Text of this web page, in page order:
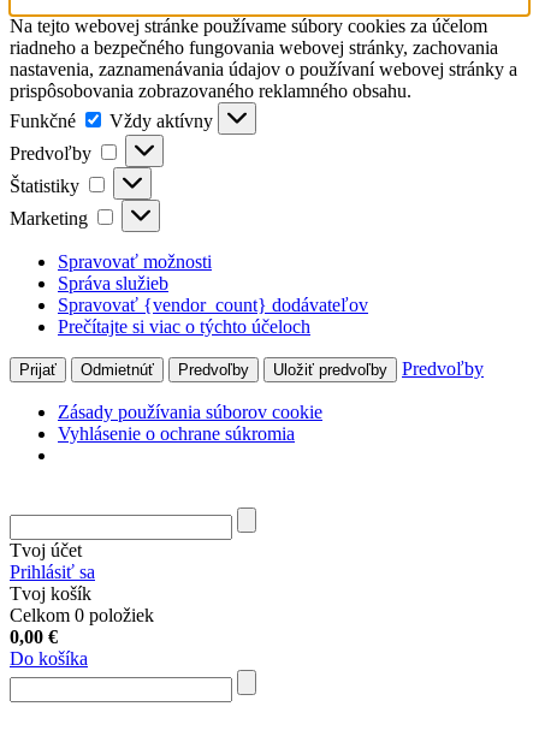
Na tejto webovej stránke používame súbory cookies za účelom
riadneho a bezpečného fungovania webovej stránky, zachovania
nastavenia, zaznamenávania údajov o používaní webovej stránky a
prispôsobovania zobrazovaného reklamného obsahu.
Funkčné
Funkčné
Vždy aktívny
Predvoľby
Predvoľby
Štatistiky Štatistiky
Marketing Marketing
Spravovať možnosti
Správa služieb
Spravovať {vendor_count} dodávateľov
Prečítajte si viac o týchto účeloch
Prijať Odmietnúť Predvoľby Uložiť predvoľby Predvoľby
Zásady používania súborov cookie
Vyhlásenie o ochrane súkromia
Tvoj účet
Prihlásiť sa
Tvoj košík
Celkom 0 položiek
0,00 €
Do košíka